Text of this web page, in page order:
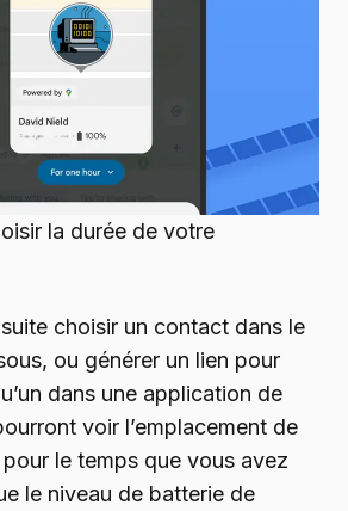
la durée de votre
choisir un contact dans le
ou générer un lien pour
dans une application de
voir l’emplacement de
le temps que vous avez
le niveau de batterie de